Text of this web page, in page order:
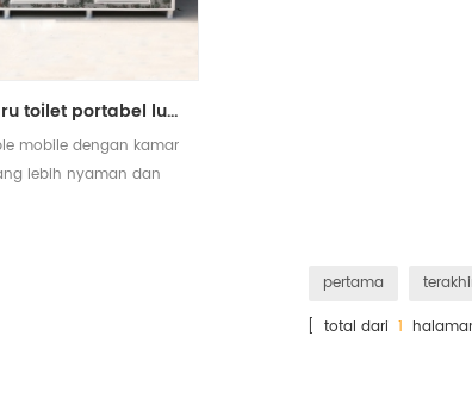
desain baru toilet portabel luar ruang dengan kamar mandi
mobile dengan kamar
lebih nyaman dan
pertama
[ total dari 1